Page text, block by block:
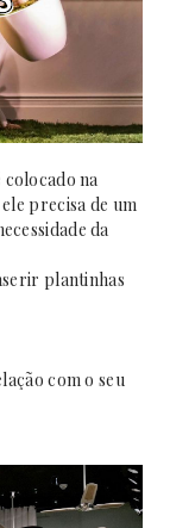
na
precisa de um
da
plantinhas
com o seu